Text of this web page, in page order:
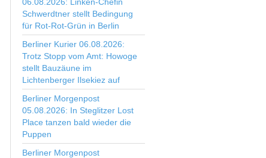
Schwerdtner stellt Bedingung
für Rot-Rot-Grün in Berlin
Berliner Kurier 06.08.2026:
Trotz Stopp vom Amt: Howoge
stellt Bauzäune im
Lichtenberger Ilsekiez auf
Berliner Morgenpost
05.08.2026: In Steglitzer Lost
Place tanzen bald wieder die
Puppen
Berliner Morgenpost